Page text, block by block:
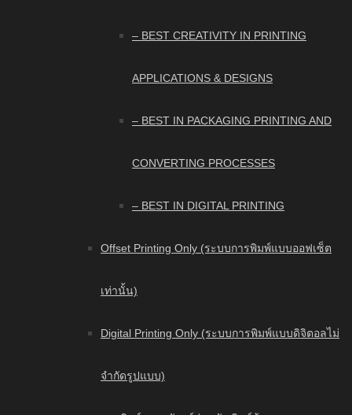
– BEST CREATIVITY IN PRINTING
APPLICATIONS & DESIGNS
– BEST IN PACKAGING PRINTING AND
CONVERTING PROCESSES
– BEST IN DIGITAL PRINTING
Offset Printing Only (ระบบการพิมพ์แบบออฟเซ็ต
เท่านั้น)
Digital Printing Only (ระบบการพิมพ์แบบดิจิตอลไม่
จำกัดรูปแบบ)